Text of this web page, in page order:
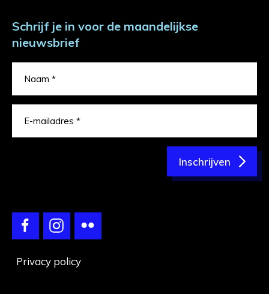
Schrijf je in voor de maandelijkse
nieuwsbrief
Inschrijven
Privacy policy